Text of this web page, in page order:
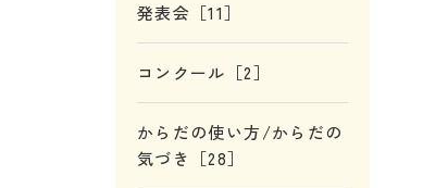
発表会［11］
コンクール［2］
からだの使い方/からだの
気づき［28］